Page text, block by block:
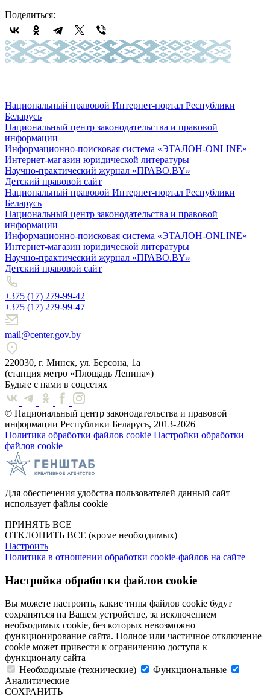
Поделиться:
Национальный правовой Интернет-портал Республики
Беларусь
Национальный центр законодательства и правовой
информации
Информационно-поисковая система «ЭТАЛОН-ONLINE»
Интернет-магазин юридической литературы
Научно-практический журнал «ПРАВО.BY»
Детский правовой сайт
Национальный правовой Интернет-портал Республики
Беларусь
Национальный центр законодательства и правовой
информации
Информационно-поисковая система «ЭТАЛОН-ONLINE»
Интернет-магазин юридической литературы
Научно-практический журнал «ПРАВО.BY»
Детский правовой сайт
+375 (17) 279-99-42
+375 (17) 279-99-47
mail@center.gov.by
220030, г. Минск, ул. Берсона, 1а
(станция метро «Площадь Ленина»)
Будьте с нами в соцсетях
© Национальный центр законодательства и правовой
информации Республики Беларусь, 2013-2026
Политика обработки файлов cookie Настройки обработки
файлов cookie
Для обеспечения удобства пользователей данный сайт
использует файлы cookie
ПРИНЯТЬ ВСЕ
ОТКЛОНИТЬ ВСЕ (кроме необходимых)
Настроить
Политика в отношении обработки cookie-файлов на сайте
Настройка обработки файлов cookie
Вы можете настроить, какие типы файлов cookie будут
сохраняться на Вашем устройстве, за исключением
необходимых cookie, без которых невозможно
функционирование сайта. Полное или частичное отключение
cookie может привести к ограничению доступа к
функционалу сайта
Необходимые (технические)
Функциональные
Аналитические
СОХРАНИТЬ